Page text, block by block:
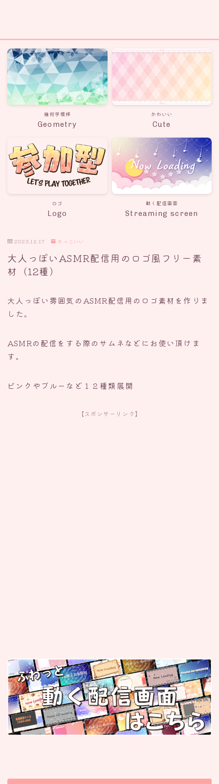
幾何学模様
Geometry
かわいい
Cute
ロゴ
Logo
動く配信画面
Streaming screen
2023.12.17 かっこいい
大人っぽいASMR配信用のロゴ風フリー素
材（12種）
大人っぽい雰囲気のASMR配信用のロゴ素材を作りま
した。
ASMRの配信をする際のサムネなどにお使い頂けま
す。
ピンクやブルーなど１２種類展開
【スポンサーリンク】